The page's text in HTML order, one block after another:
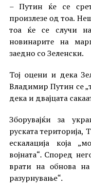
– Путин ќе се
произлезе од тоа.
тоа ќе се случи
новинарите на
заедно со Зеленски.
Тој оцени и дека
Владимир Путин се
дека и двајцата
Зборувајќи за
руската територија,
ескалација која
војната“. Според
врати на обнова
разурнување“.